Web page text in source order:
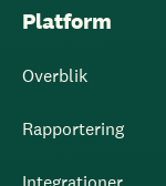
Platform
Overblik
Rapportering
Integrationer